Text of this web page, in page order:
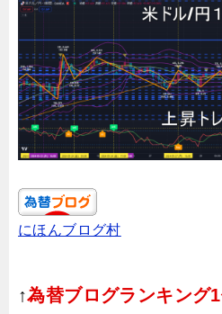
にほんブログ村
↑為替ブログランキング